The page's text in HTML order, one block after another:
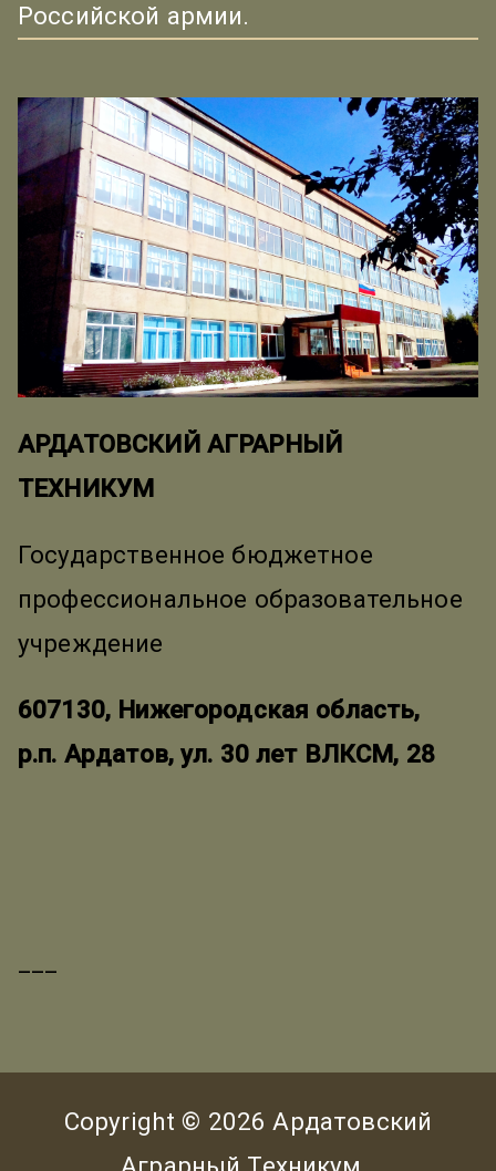
Российской армии.
АРДАТОВСКИЙ АГРАРНЫЙ
ТЕХНИКУМ
Государственное бюджетное
профессиональное образовательное
учреждение
607130, Нижегородская область,
р.п. Ардатов, ул. 30 лет ВЛКСМ, 28
Copyright © 2026Ардатовский